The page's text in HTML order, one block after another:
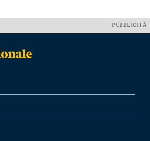
PUBBLICITÀ